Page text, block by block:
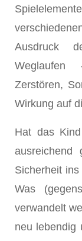
Ausdruck
Weglaufen
Zerstören,
Wirkung auf
Hat das
ausreichend
Sicherheit
Was
verwandelt
neu lebendig